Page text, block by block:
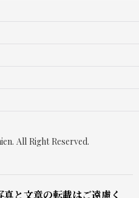
All Right Reserved.
と文章の転載はご遠慮く